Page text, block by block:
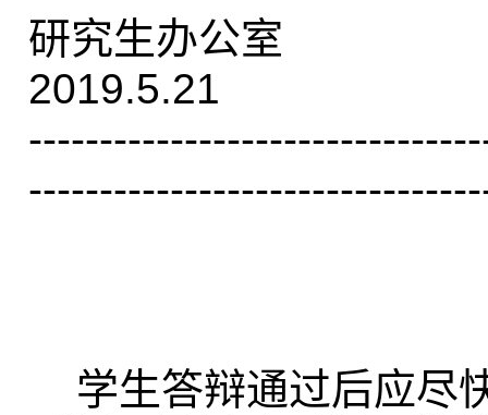
研究生办公室
2019.5.21
学生答辩通过后应尽